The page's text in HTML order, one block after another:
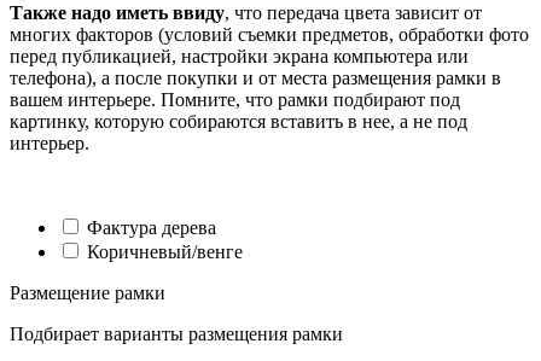
Также надо иметь ввиду, что передача цвета зависит от
многих факторов (условий съемки предметов, обработки фото
перед публикацией, настройки экрана компьютера или
телефона), а после покупки и от места размещения рамки в
вашем интерьере. Помните, что рамки подбирают под
картинку, которую собираются вставить в нее, а не под
интерьер.
Фактура дерева
Коричневый/венге
Размещение рамки
Подбирает варианты размещения рамки